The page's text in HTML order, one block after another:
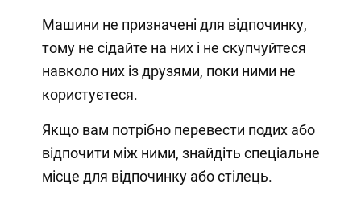
Машини не призначені для відпочинку,
тому не сідайте на них і не скупчуйтеся
навколо них із друзями, поки ними не
користуєтеся.
Якщо вам потрібно перевести подих або
відпочити між ними, знайдіть спеціальне
місце для відпочинку або стілець.